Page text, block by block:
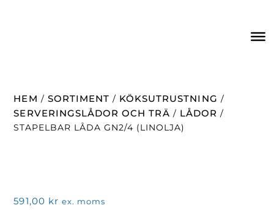
HEM / SORTIMENT / KÖKSUTRUSTNING /
SERVERINGSLÅDOR OCH TRÄ / LÅDOR /
STAPELBAR LÅDA GN2/4 (LINOLJA)
591,00 kr ex. moms